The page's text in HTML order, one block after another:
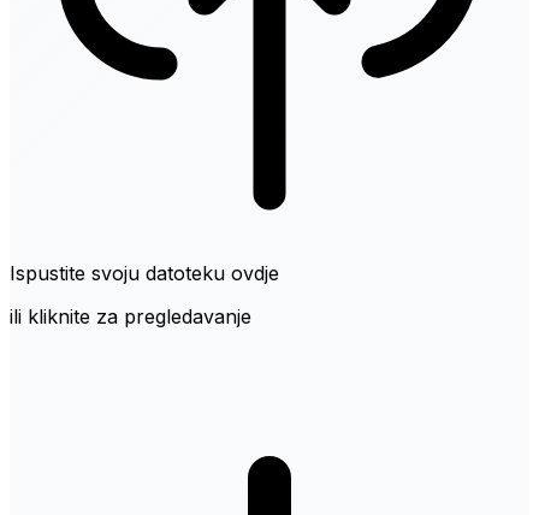
Ispustite svoju datoteku ovdje
ili kliknite za pregledavanje